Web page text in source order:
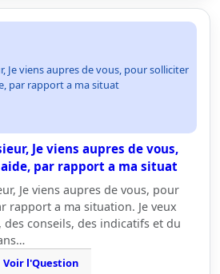
Je viens aupres de vous, pour solliciter
par rapport a ma situat
Je viens aupres de vous,
par rapport a ma situat
Je viens aupres de vous, pour
rapport a ma situation. Je veux
conseils, des indicatifs et du
Voir l'Question